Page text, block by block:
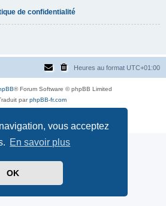
vous acceptez
En savoir plus
OK
de confidentialité
Heures au format UTC+01:00
® Forum Software © phpBB Limited
parphpBB-fr.com